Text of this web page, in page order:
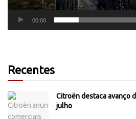
00:00
Recentes
Citroën destaca avanço
julho